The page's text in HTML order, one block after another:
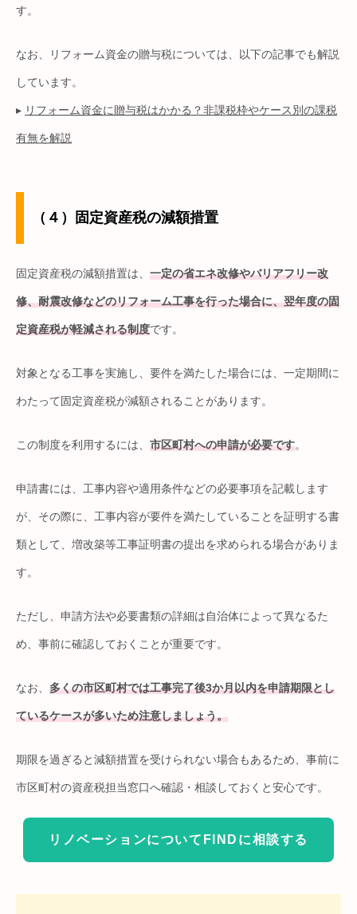
す。
なお、リフォーム資金の贈与税については、以下の記事でも解説
しています。
▸ リフォーム資金に贈与税はかかる？非課税枠やケース別の課税
有無を解説
（４）固定資産税の減額措置
固定資産税の減額措置は、 一定の省エネ改修やバリアフリー改
修、耐震改修などのリフォーム工事を行った場合に、翌年度の固
定資産税が軽減される制度です。
対象となる工事を実施し、要件を満たした場合には、一定期間に
わたって固定資産税が減額されることがあります。
この制度を利用するには、 市区町村への申請が必要です。
申請書には、工事内容や適用条件などの必要事項を記載します
が、その際に、工事内容が要件を満たしていることを証明する書
類として、増改築等工事証明書の提出を求められる場合がありま
す。
ただし、申請方法や必要書類の詳細は自治体によって異なるた
め、事前に確認しておくことが重要です。
なお、 多くの市区町村では工事完了後3か月以内を申請期限とし
ているケースが多いため注意しましょう。
期限を過ぎると減額措置を受けられない場合もあるため、事前に
市区町村の資産税担当窓口へ確認・相談しておくと安心です。
リノベーションについてFINDに相談する